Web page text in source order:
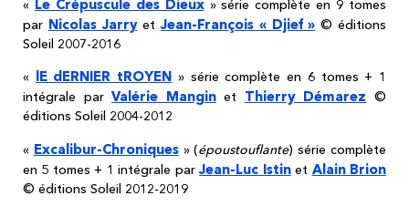
« Le Crépuscule des Dieux» série complète en 9 tomes
par Nicolas JarryetJean-François « Djief » © éditions
Soleil 2007-2016
« lE dERNIER tROYEN » série complète en 6 tomes + 1
intégrale parValérie Manginet Thierry Démarez ©
éditions Soleil 2004-2012
« Excalibur-Chroniques» (époustouflante) série complète
en 5 tomes + 1 intégrale parJean-Luc Istinet Alain Brion
© éditions Soleil 2012-2019